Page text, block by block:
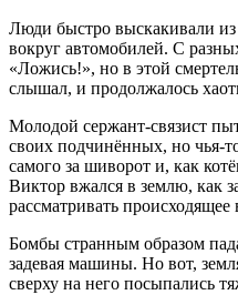
Люди быстро выскакивали
вокруг автомобилей. С
«Ложись!», но в этой
слышал, и продолжалось
Молодой сержант-связист
своих подчинённых, но чья-
самого за шиворот и, как
Виктор вжался в землю, как
рассматривать происходящее
Бомбы странным образом
задевая машины. Но вот,
сверху на него посыпались